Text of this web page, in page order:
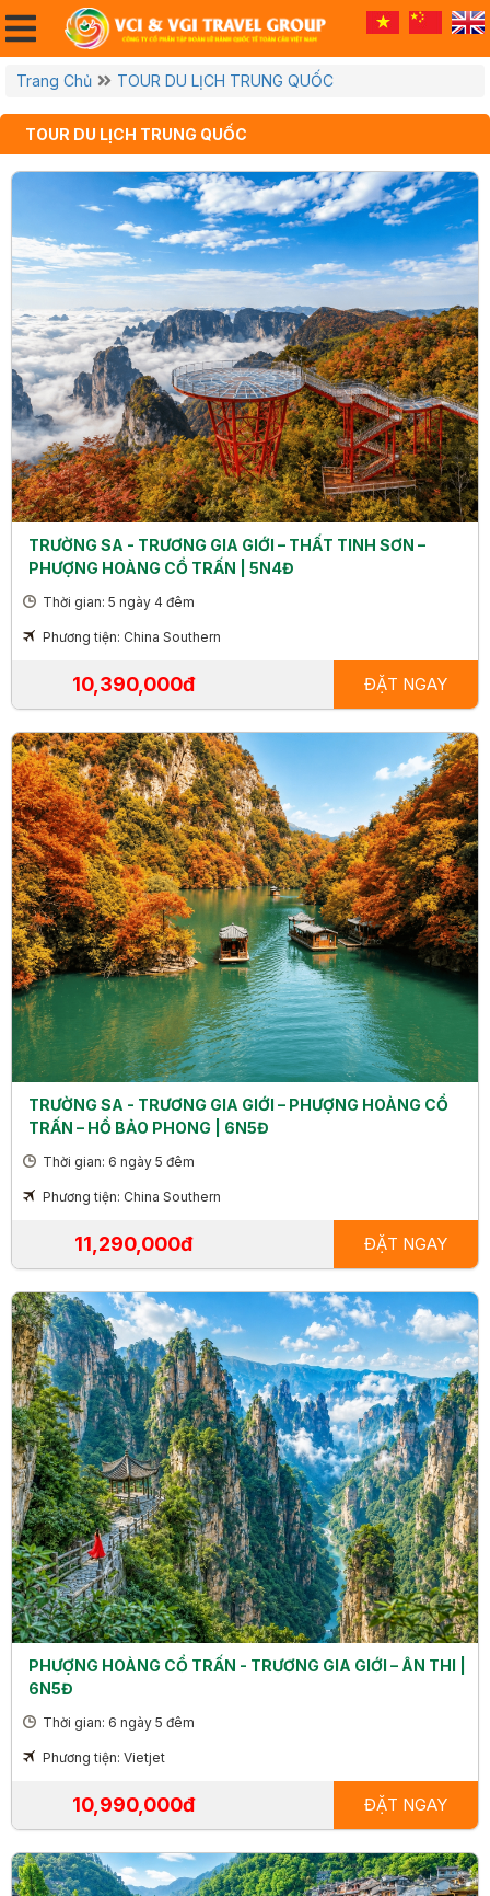
Trang Chủ TOUR DU LỊCH TRUNG QUỐC
TOUR DU LỊCH TRUNG QUỐC
TRƯỜNG SA - TRƯƠNG GIA GIỚI – THẤT TINH SƠN –
PHƯỢNG HOÀNG CỔ TRẤN | 5N4Đ
Thời gian: 5 ngày 4 đêm
Phương tiện: China Southern
10,390,000đ ĐẶT NGAY
TRƯỜNG SA - TRƯƠNG GIA GIỚI – PHƯỢNG HOÀNG CỔ
TRẤN – HỒ BẢO PHONG | 6N5Đ
Thời gian: 6 ngày 5 đêm
Phương tiện: China Southern
11,290,000đ ĐẶT NGAY
PHƯỢNG HOÀNG CỔ TRẤN - TRƯƠNG GIA GIỚI – ÂN THI |
6N5Đ
Thời gian: 6 ngày 5 đêm
Phương tiện: Vietjet
10,990,000đ ĐẶT NGAY